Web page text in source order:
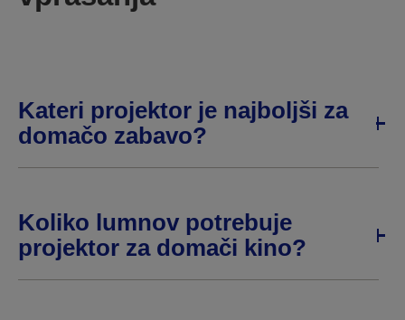
Kateri projektor je najboljši za
domačo zabavo?
Koliko lumnov potrebuje
projektor za domači kino?